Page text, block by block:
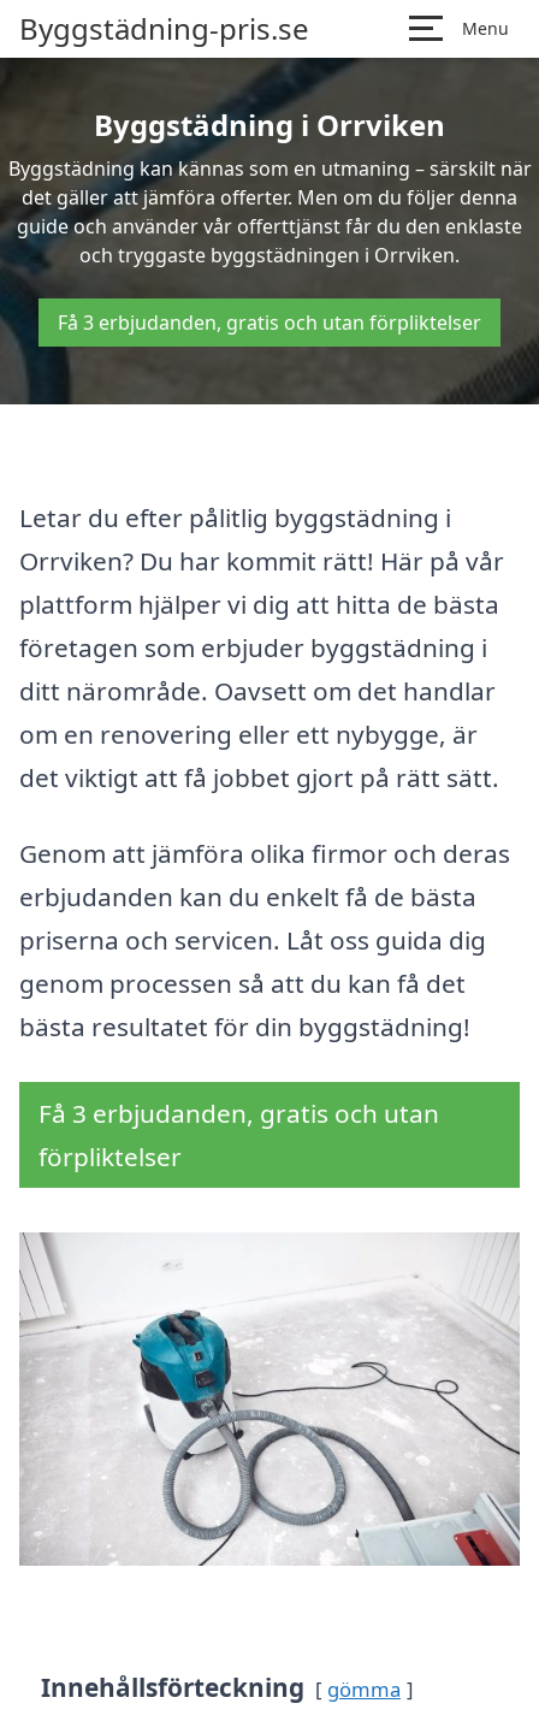
Byggstädning-pris.se Menu
Byggstädning i Orrviken
Byggstädning kan kännas som en utmaning – särskilt när
det gäller att jämföra offerter. Men om du följer denna
guide och använder vår offerttjänst får du den enklaste
och tryggaste byggstädningen i Orrviken.
Få 3 erbjudanden, gratis och utan förpliktelser
Letar du efter pålitlig byggstädning i
Orrviken? Du har kommit rätt! Här på vår
plattform hjälper vi dig att hitta de bästa
företagen som erbjuder byggstädning i
ditt närområde. Oavsett om det handlar
om en renovering eller ett nybygge, är
det viktigt att få jobbet gjort på rätt sätt.
Genom att jämföra olika firmor och deras
erbjudanden kan du enkelt få de bästa
priserna och servicen. Låt oss guida dig
genom processen så att du kan få det
bästa resultatet för din byggstädning!
Få 3 erbjudanden, gratis och utan
förpliktelser
Innehållsförteckning gömma